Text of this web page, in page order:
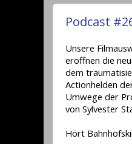
Podcast
Unsere
eröffnen die
dem
Actionhelden
Umwege der
von Sylvester
Hört